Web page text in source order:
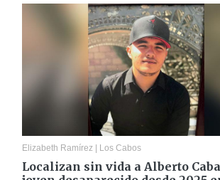
Elizabeth Ramírez | Los Cabos
Localizan sin vida a Alberto